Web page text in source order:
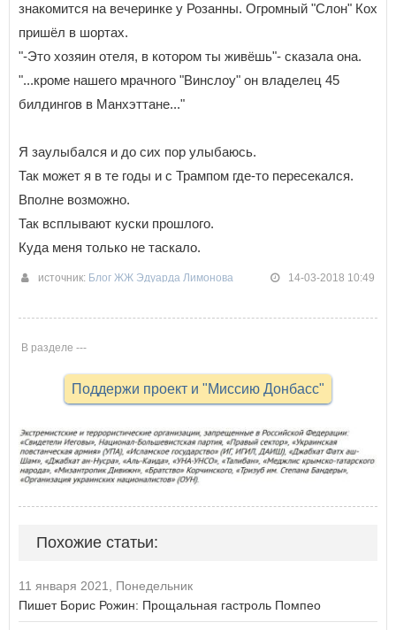
знакомится на вечеринке у Розанны. Огромный "Слон" Кох
пришёл в шортах.
"-Это хозяин отеля, в котором ты живёшь"- сказала она.
"...кроме нашего мрачного "Винслоу" он владелец 45
билдингов в Манхэттане..."
Я заулыбался и до сих пор улыбаюсь.
Так может я в те годы и с Трампом где-то пересекался.
Вполне возможно.
Так всплывают куски прошлого.
Куда меня только не таскало.
источник: Блог ЖЖ Эдуарда Лимонова 14-03-2018 10:49
В разделе ---
Поддержи проект и "Миссию Донбасс"
Похожие статьи:
11 января 2021, Понедельник
Пишет Борис Рожин: Прощальная гастроль Помпео